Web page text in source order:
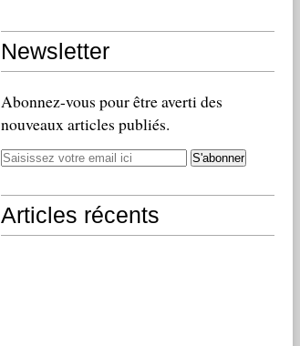
Newsletter
Abonnez-vous pour être averti des
nouveaux articles publiés.
Articles récents